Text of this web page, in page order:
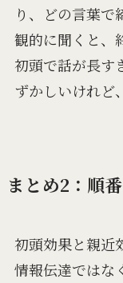
り、どの言葉で
観的に聞くと、
初頭で話が長す
ずかしいけれど
まとめ2：順
初頭効果と親近
情報伝達ではな